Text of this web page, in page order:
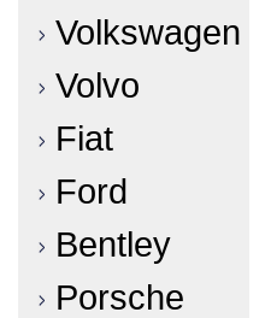
Volkswagen
Volvo
Fiat
Ford
Bentley
Porsche